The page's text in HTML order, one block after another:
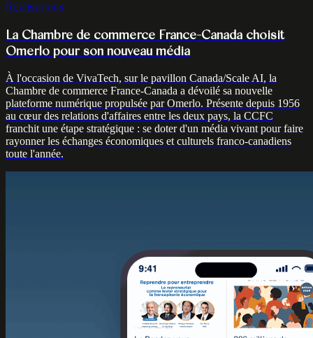
Réalisations
La Chambre de commerce France-Canada choisit
Omerlo pour son nouveau média
À l'occasion de VivaTech, sur le pavillon Canada/Scale AI, la
Chambre de commerce France-Canada a dévoilé sa nouvelle
plateforme numérique propulsée par Omerlo. Présente depuis 1956
au cœur des relations d'affaires entre les deux pays, la CCFC
franchit une étape stratégique : se doter d'un média vivant pour faire
rayonner les échanges économiques et culturels franco-canadiens
toute l'année.